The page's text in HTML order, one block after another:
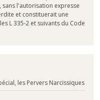
l'autorisation expresse
et constituerait une
L 335-2 et suivants du Code
les Pervers Narcissiques